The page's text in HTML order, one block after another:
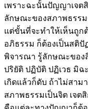
เพราะฉะนั้นปัญญาเจต
ลักษณะของสภาพธรรม
แต่ขั้นที่จะทำให้เห็นถูก
อภิธรรม ก็ต้องเป็นสติ
พิจารณา รู้ลักษณะของ
ปริยัติ ปฏิบัติ ปฏิเวธ มิฉ
เกิดแล้วก็ดับ ถ้าไม่สา
สภาพธรรมเป็นจิต เจต